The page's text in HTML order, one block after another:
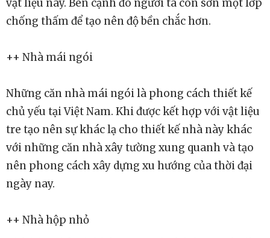
vật liệu này. Bên cạnh đó người ta còn sơn một lớp
chống thấm để tạo nên độ bền chắc hơn.
++ Nhà mái ngói
Những căn nhà mái ngói là phong cách thiết kế
chủ yếu tại Việt Nam. Khi được kết hợp với vật liệu
tre tạo nên sự khác lạ cho thiết kế nhà này khác
với những căn nhà xây tường xung quanh và tạo
nên phong cách xây dựng xu hướng của thời đại
ngày nay.
++ Nhà hộp nhỏ